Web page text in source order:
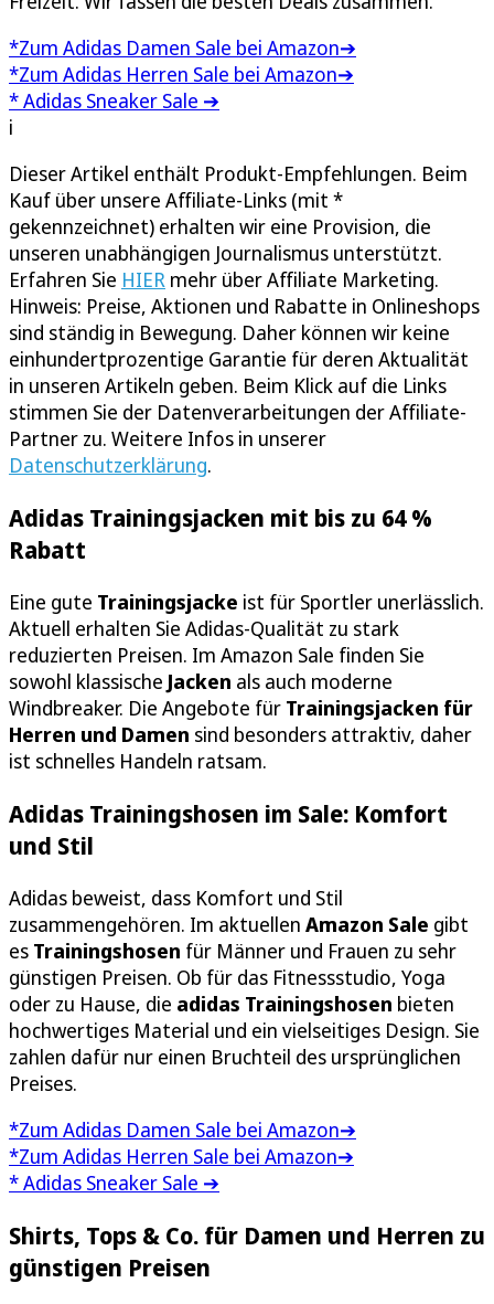
*Zum Adidas Damen Sale bei Amazon➔
*Zum Adidas Herren Sale bei Amazon➔
* Adidas Sneaker Sale ➔
i
Dieser Artikel enthält Produkt-Empfehlungen. Beim
Kauf über unsere Affiliate-Links (mit *
gekennzeichnet) erhalten wir eine Provision, die
unseren unabhängigen Journalismus unterstützt.
Erfahren Sie HIER mehr über Affiliate Marketing.
Hinweis: Preise, Aktionen und Rabatte in Onlineshops
sind ständig in Bewegung. Daher können wir keine
einhundertprozentige Garantie für deren Aktualität
in unseren Artikeln geben. Beim Klick auf die Links
stimmen Sie der Datenverarbeitungen der Affiliate-
Partner zu. Weitere Infos in unserer
Datenschutzerklärung.
Adidas Trainingsjacken mit bis zu 64 %
Rabatt
Eine gute Trainingsjacke ist für Sportler unerlässlich.
Aktuell erhalten Sie Adidas-Qualität zu stark
reduzierten Preisen. Im Amazon Sale finden Sie
sowohl klassische Jacken als auch moderne
Windbreaker. Die Angebote für Trainingsjacken für
Herren und Damen sind besonders attraktiv, daher
ist schnelles Handeln ratsam.
Adidas Trainingshosen im Sale: Komfort
und Stil
Adidas beweist, dass Komfort und Stil
zusammengehören. Im aktuellen Amazon Sale gibt
es Trainingshosen für Männer und Frauen zu sehr
günstigen Preisen. Ob für das Fitnessstudio, Yoga
oder zu Hause, die adidas Trainingshosen bieten
hochwertiges Material und ein vielseitiges Design. Sie
zahlen dafür nur einen Bruchteil des ursprünglichen
Preises.
*Zum Adidas Damen Sale bei Amazon➔
*Zum Adidas Herren Sale bei Amazon➔
* Adidas Sneaker Sale ➔
Shirts, Tops & Co. für Damen und Herren zu
günstigen Preisen